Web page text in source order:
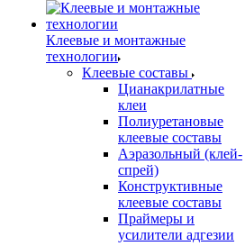
Клеевые и монтажные
технологии
Клеевые составы
Цианакрилатные
клеи
Полиуретановые
клеевые составы
Аэразольный (клей-
спрей)
Конструктивные
клеевые составы
Праймеры и
усилители адгезии